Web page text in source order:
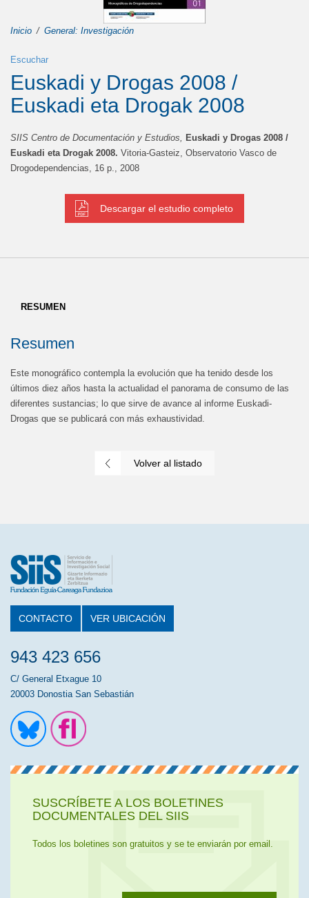
Inicio General: Investigación
Escuchar
Euskadi y Drogas 2008 /
Euskadi eta Drogak 2008
SIIS Centro de Documentación y Estudios, Euskadi y Drogas 2008 /
Euskadi eta Drogak 2008. Vitoria-Gasteiz, Observatorio Vasco de
Drogodependencias, 16 p., 2008
Descargar el estudio completo
RESUMEN
Resumen
Este monográfico contempla la evolución que ha tenido desde los
últimos diez años hasta la actualidad el panorama de consumo de las
diferentes sustancias; lo que sirve de avance al informe Euskadi-
Drogas que se publicará con más exhaustividad.
Volver al listado
CONTACTO VER UBICACIÓN
943 423 656
C/ General Etxague 10
20003 Donostia San Sebastián
SUSCRÍBETE A LOS BOLETINES
DOCUMENTALES DEL SIIS
Todos los boletines son gratuitos y se te enviarán por email.